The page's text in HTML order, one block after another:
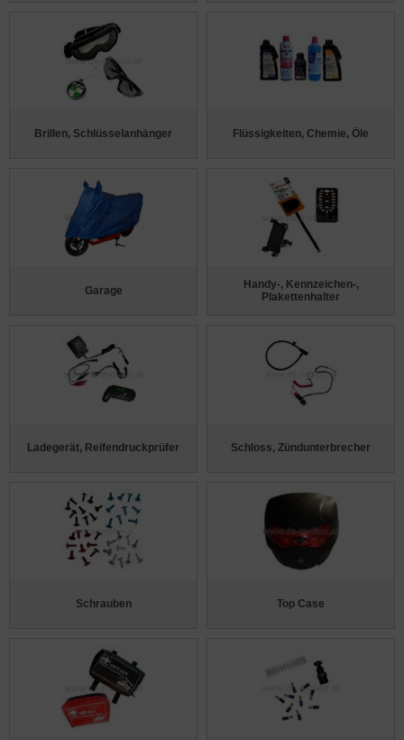
Brillen, Schlüsselanhänger Flüssigkeiten, Chemie, Öle
Garage
Handy-, Kennzeichen-,
Plakettenhalter
Ladegerät, Reifendruckprüfer Schloss, Zündunterbrecher
Schrauben Top Case